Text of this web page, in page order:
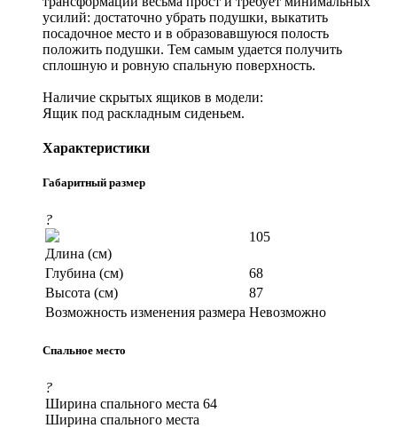
усилий: достаточно убрать подушки, выкатить
посадочное место и в образовавшуюся полость
положить подушки. Тем самым удается получить
сплошную и ровную спальную поверхность.
Наличие скрытых ящиков в модели:
Ящик под раскладным сиденьем.
Характеристики
Габаритный размер
?
Длина (см)
105
Глубина (см)
68
Высота (см)
87
Возможность изменения размера Невозможно
Спальное место
?
Ширина спального места
Ширина спального места
64